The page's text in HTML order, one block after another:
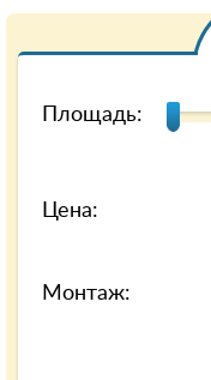
Площадь:
Цена:
Монтаж: